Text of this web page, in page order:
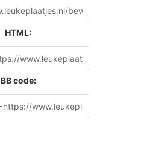
HTML:
BB code: